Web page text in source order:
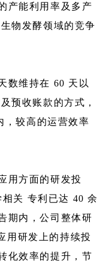
产能利用率及多产
物发酵领域的竞争
数维持在 60 天以
预收账款的方式，
，较高的运营效率
用方面的研发投
关 专利已达 40 余
期内，公司整体研
用研发上的持续投
化效率的提升，节